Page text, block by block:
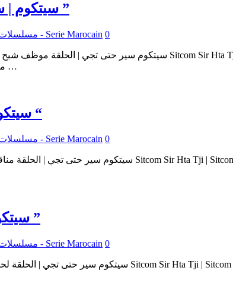
سيتكوم | سير حتى تجي 2 : عنوان الحلقة : ” موظف شبح ”
مسلسلات مغربية - Serie Marocain 0
حلقات السيتكوم سير حتى تجي – حلقة Mowadaf Chaba7 من المسلسل …
سيتكوم | سير حتى تجي 2 : عنوان الحلقة : ” مناقشة “
مسلسلات مغربية - Serie Marocain 0
سيتكوم | سير حتى تجي 2 : عنوان الحلقة : ” لحرشة ”
مسلسلات مغربية - Serie Marocain 0